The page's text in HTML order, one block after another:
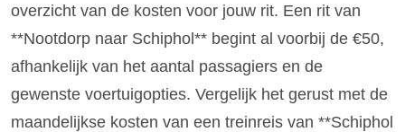
overzicht van de kosten voor jouw rit. Een rit van
**Nootdorp naar Schiphol** begint al voorbij de €50,
afhankelijk van het aantal passagiers en de
gewenste voertuigopties. Vergelijk het gerust met de
maandelijkse kosten van een treinreis van **Schiphol